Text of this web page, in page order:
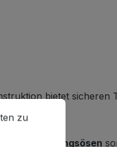
bietet sicheren
Befestigungsösen
zu können.
Mehr
zu